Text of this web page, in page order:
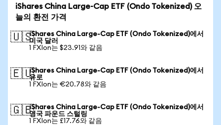
iShares China Large-Cap ETF (Ondo Tokenized) 오
늘의 환전 가격
🇺🇸iShares China Large-Cap ETF (Ondo Tokenized)에서
미국 달러
1 FXIon는 $23.91와 같음
🇪🇺iShares China Large-Cap ETF (Ondo Tokenized)에서
유로
1 FXIon는 €20.78와 같음
🇬🇧iShares China Large-Cap ETF (Ondo Tokenized)에서
영국 파운드 스털링
1 FXIon는 £17.76와 같음